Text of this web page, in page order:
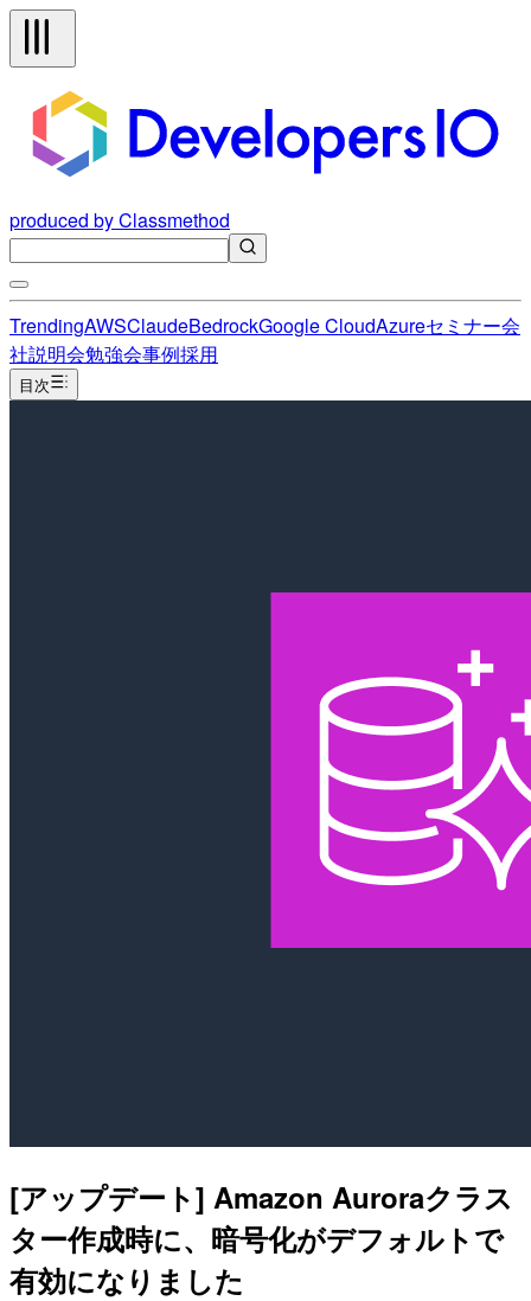
produced by Classmethod
TrendingAWSClaudeBedrockGoogle CloudAzureセミナー会
社説明会勉強会事例採用
目次
[アップデート] Amazon Auroraクラス
ター作成時に、暗号化がデフォルトで
有効になりました